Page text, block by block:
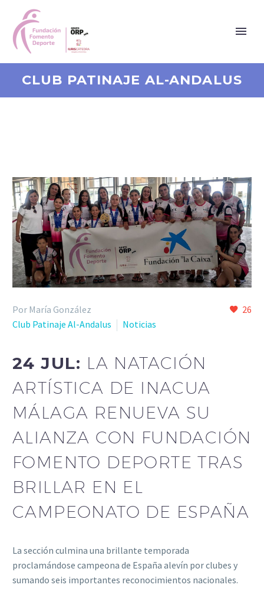
CLUB PATINAJE AL-ANDALUS
26
Por María González
Club Patinaje Al-Andalus
Noticias
24 JUL: LA NATACIÓN
ARTÍSTICA DE INACUA
MÁLAGA RENUEVA SU
ALIANZA CON FUNDACIÓN
FOMENTO DEPORTE TRAS
BRILLAR EN EL
CAMPEONATO DE ESPAÑA
La sección culmina una brillante temporada
proclamándose campeona de España alevín por clubes y
sumando seis importantes reconocimientos nacionales.